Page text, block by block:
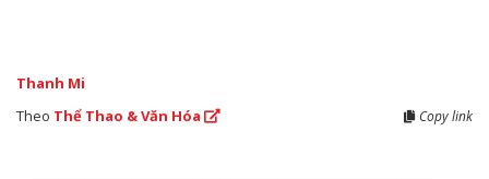
Thanh Mi
Theo Thể Thao & Văn Hóa Copy link